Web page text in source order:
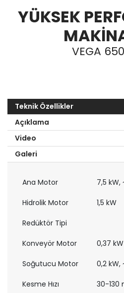
YÜKSEK
VEGA
Teknik Özellikler
Açıklama
Video
Galeri
Ana Motor 7,5 kW,
Hidrolik Motor 1,5 kW
Redüktör Tipi
Konveyör Motor 0,37 kW
Soğutucu Motor 0,2 kW,
Kesme Hızı 30-130